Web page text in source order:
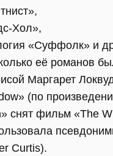
Хол»,
«Суффолк» и
еë романов
Маргарет
(по
снят фильм «The
Curtis).